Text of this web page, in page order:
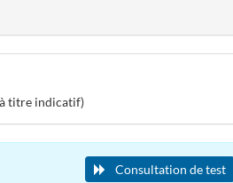
titre indicatif)
Consultation de test